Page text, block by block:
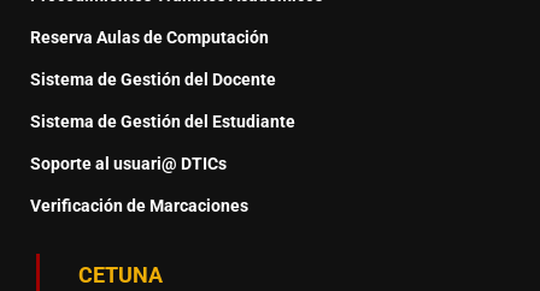
Reserva Aulas de Computación
Sistema de Gestión del Docente
Sistema de Gestión del Estudiante
Soporte al usuari@ DTICs
Verificación de Marcaciones
CETUNA